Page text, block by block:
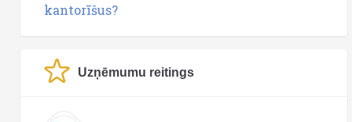
kantorīšus?
Uzņēmumu reitings